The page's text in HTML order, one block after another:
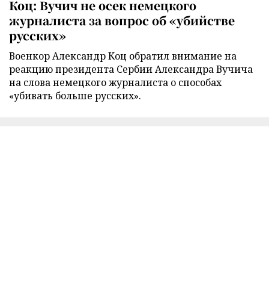
Коц: Вучич не осек немецкого
журналиста за вопрос об «убийстве
русских»
Военкор Александр Коц обратил внимание на
реакцию президента Сербии Александра Вучича
на слова немецкого журналиста о способах
«убивать больше русских».